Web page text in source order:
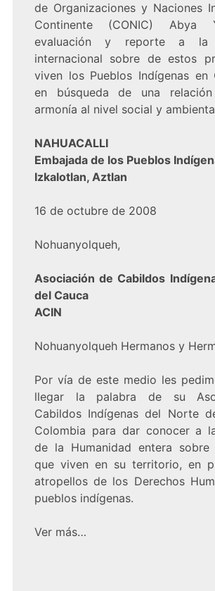
de Organizaciones y Naciones
Continente (CONIC) Abya
evaluación y reporte a la
internacional sobre de estos
viven los Pueblos Indígenas en
en búsqueda de una
armonía al nivel social y
NAHUACALLI
Embajada de los Pueblos
Izkalotlan, Aztlan
16 de octubre de 2008
Nohuanyolqueh,
Asociación de Cabildos
del Cauca
ACIN
Nohuanyolqueh Hermanos y
Por vía de este medio les
llegar la palabra de su
Cabildos Indígenas del Norte
Colombia para dar conocer a
de la Humanidad entera sobre
que viven en su territorio, en
atropellos de los Derechos
pueblos indígenas.
Ver más…